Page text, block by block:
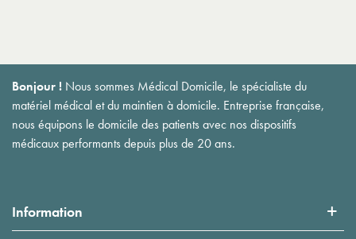
Bonjour ! Nous sommes Médical Domicile, le spécialiste du
matériel médical et du maintien à domicile. Entreprise française,
nous équipons le domicile des patients avec nos dispositifs
médicaux performants depuis plus de 20 ans.
Information